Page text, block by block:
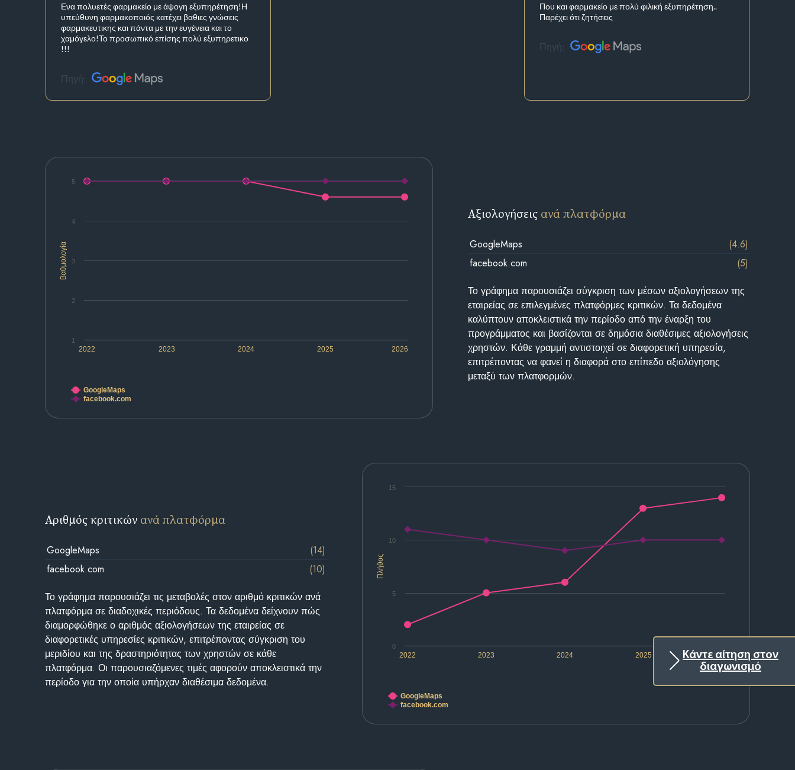
Κάντε αίτηση στον
διαγωνισμό
Ενα πολυετές φαρμακείο με άψογη εξυπηρέτηση!Η
υπεύθυνη φαρμακοποιός κατέχει βαθιες γνώσεις
φαρμακευτικης και πάντα με την ευγένεια και το
χαμόγελο!Το προσωπικό επίσης πολύ εξυπηρετικο
!!!
Πηγή:
Που και φαρμακείο με πολύ φιλική εξυπηρέτηση..
Παρέχει ότι ζητήσεις
Πηγή:
Βαθμολογία
2022 2023 2024 2025 2026
1
2
3
4
5
GoogleMaps
facebook.com
Αξιολογήσεις ανά πλατφόρμα
GoogleMaps
(4.6)
facebook.com
(5)
Το γράφημα παρουσιάζει σύγκριση των μέσων αξιολογήσεων της
εταιρείας σε επιλεγμένες πλατφόρμες κριτικών. Τα δεδομένα
καλύπτουν αποκλειστικά την περίοδο από την έναρξη του
προγράμματος και βασίζονται σε δημόσια διαθέσιμες αξιολογήσεις
χρηστών. Κάθε γραμμή αντιστοιχεί σε διαφορετική υπηρεσία,
επιτρέποντας να φανεί η διαφορά στο επίπεδο αξιολόγησης
μεταξύ των πλατφορμών.
Πλήθος
2022 2023 2024 2025 2026
0
10
5
15
GoogleMaps
facebook.com
Αριθμός κριτικών ανά πλατφόρμα
GoogleMaps
(14)
facebook.com
(10)
Το γράφημα παρουσιάζει τις μεταβολές στον αριθμό κριτικών ανά
πλατφόρμα σε διαδοχικές περιόδους. Τα δεδομένα δείχνουν πώς
διαμορφώθηκε ο αριθμός αξιολογήσεων της εταιρείας σε
διαφορετικές υπηρεσίες κριτικών, επιτρέποντας σύγκριση του
μεριδίου και της δραστηριότητας των χρηστών σε κάθε
πλατφόρμα. Οι παρουσιαζόμενες τιμές αφορούν αποκλειστικά την
περίοδο για την οποία υπήρχαν διαθέσιμα δεδομένα.